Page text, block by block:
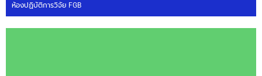
ห้องปฏิบัติการวิจัย FGB